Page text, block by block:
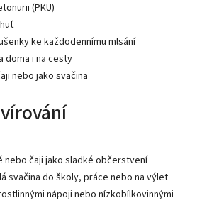
(PKU)
ke každodennímu mlsání
doma i na cesty
nebo jako svačina
nebo čaji jako sladké občerstvení
svačina do školy, práce nebo na výlet
nápoji nebo nízkobílkovinnými